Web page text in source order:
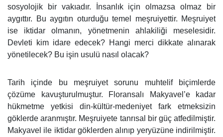
sosyolojik bir vakıadır. İnsanlık için olmazsa olmaz bir
aygıttır. Bu aygıtın oturduğu temel meşruiyettir. Meşruiyet
ise iktidar olmanın, yönetmenin ahlakiliği meselesidir.
Devleti kim idare edecek? Hangi merci dikkate alınarak
yönetilecek? Bu işin usulü nasıl olacak?
Tarih içinde bu meşruiyet sorunu muhtelif biçimlerde
çözüme kavuşturulmuştur. Floransalı Makyavel’e kadar
hükmetme yetkisi din-kültür-medeniyet fark etmeksizin
göklerde aranmıştır. Meşruiyete tanrısal bir güç atfedilmiştir.
Makyavel ile iktidar göklerden alınıp yeryüzüne indirilmiştir.